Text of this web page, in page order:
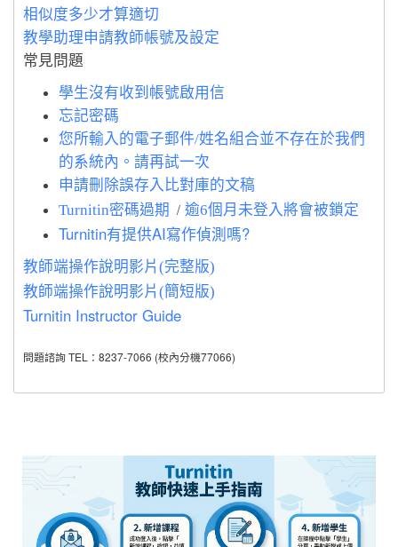
相似度多少才算適切
教學助理申請教師帳號及設定
常見問題
學生沒有收到帳號啟用信
忘記密碼
您所輸入的電子郵件/姓名組合並不存在於我們
的系統內。請再試一次
申請刪除誤存入比對庫的文稿
Turnitin密碼過期 / 逾6個月未登入將會被鎖定
Turnitin有提供AI寫作偵測嗎?
教師端操作說明影片(完整版)
教師端操作說明影片(簡短版)
Turnitin Instructor Guide
問題諮詢 TEL：8237-7066 (校內分機77066)